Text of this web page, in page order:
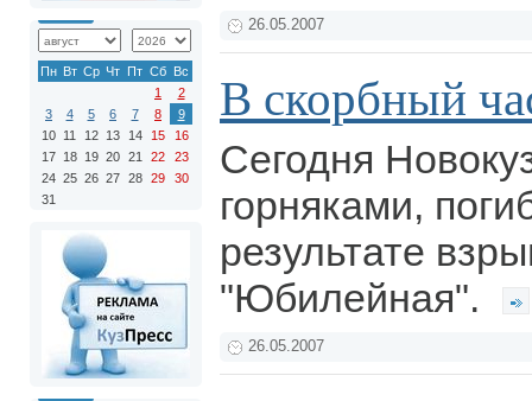
Пн Вт Ср Чт Пт Сб Вс
1
2
3
4 5 6 7 8
9
10 11 12 13 14 15
16
17 18 19 20 21 22
23
24 25 26 27 28 29
30
31
26.05.2007
В скорбный
Сегодня
горняками,
результате
"Юбилейная".
26.05.2007